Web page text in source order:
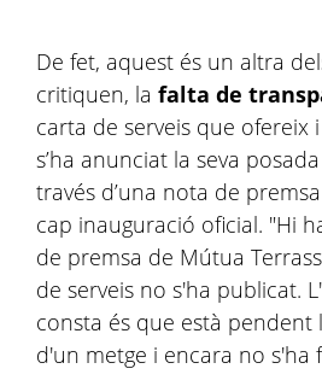
De fet, aquest és un altra
critiquen, la falta de
carta de serveis que ofereix
s’ha anunciat la seva
través d’una nota de
cap inauguració oficial. "Hi
de premsa de Mútua
de serveis no s'ha publicat.
consta és que està pendent
d'un metge i encara no s'ha